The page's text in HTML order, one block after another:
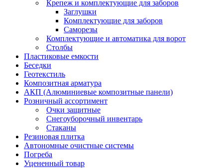
Крепеж и комплектующие для заборов
Заглушки
Комплектующие для заборов
Саморезы
Комплектующие и автоматика для ворот
Столбы
Пластиковые емкости
Беседки
Геотекстиль
Композитная арматура
АКП (Алюминиевые композитные панели)
Розничный ассортимент
Очки защитные
Снегоуборочный инвентарь
Стаканы
Резиновая плитка
Автономные очистные системы
Погреба
Уцененный товар